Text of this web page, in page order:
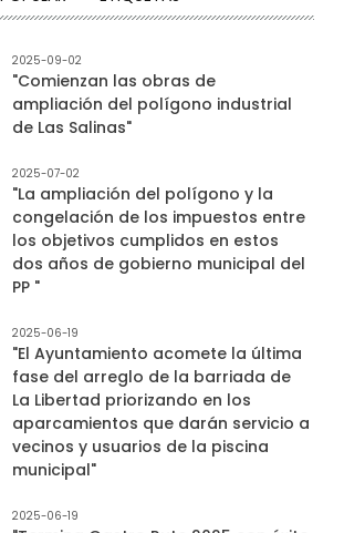
2025-09-02
"Comienzan las obras de
ampliación del polígono industrial
de Las Salinas"
2025-07-02
"La ampliación del polígono y la
congelación de los impuestos entre
los objetivos cumplidos en estos
dos años de gobierno municipal del
PP "
2025-06-19
"El Ayuntamiento acomete la última
fase del arreglo de la barriada de
La Libertad priorizando en los
aparcamientos que darán servicio a
vecinos y usuarios de la piscina
municipal"
2025-06-19